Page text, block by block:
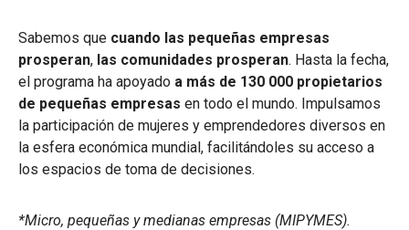
Sabemos que cuando las pequeñas empresas
prosperan, las comunidades prosperan. Hasta la fecha,
el programa ha apoyado a más de 130 000 propietarios
de pequeñas empresas en todo el mundo. Impulsamos
la participación de mujeres y emprendedores diversos en
la esfera económica mundial, facilitándoles su acceso a
los espacios de toma de decisiones.
*Micro, pequeñas y medianas empresas (MIPYMES).